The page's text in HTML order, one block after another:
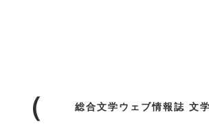
総合文学ウェブ情報誌 文